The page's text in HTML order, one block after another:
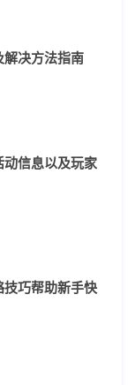
解决方法指南
动信息以及玩家
技巧帮助新手快